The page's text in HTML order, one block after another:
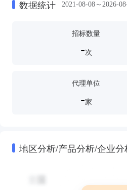
数据统计 2021-08-08～2026-
招标数量
-次
代理单位
-家
地区分析/产品分析/企业分